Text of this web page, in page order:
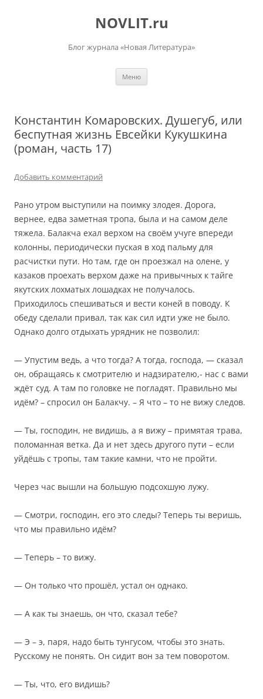
NOVLIT.ru
Блог журнала «Новая Литература»
Меню
Константин Комаровских. Душегуб, или
беспутная жизнь Евсейки Кукушкина
(роман, часть 17)
Добавить комментарий
Рано утром выступили на поимку злодея. Дорога,
вернее, едва заметная тропа, была и на самом деле
тяжела. Балакча ехал верхом на своём учуге впереди
колонны, периодически пуская в ход пальму для
расчистки пути. Но там, где он проезжал на олене, у
казаков проехать верхом даже на привычных к тайге
якутских лохматых лошадках не получалось.
Приходилось спешиваться и вести коней в поводу. К
обеду сделали привал, так как сил идти уже не было.
Однако долго отдыхать урядник не позволил:
— Упустим ведь, а что тогда? А тогда, господа, — сказал
он, обращаясь к смотрителю и надзирателю,- нас с вами
ждёт суд. А там по головке не погладят. Правильно мы
идём? – спросил он Балакчу. – Я что – то не вижу следов.
— Ты, господин, не видишь, а я вижу – примятая трава,
поломанная ветка. Да и нет здесь другого пути – если
уйдёшь с тропы, там такие камни, что не пройти.
Через час вышли на большую подсохшую лужу.
— Смотри, господин, его это следы? Теперь ты веришь,
что мы правильно идём?
— Теперь – то вижу.
— Он только что прошёл, устал он однако.
— А как ты знаешь, он что, сказал тебе?
— Э – э, паря, надо быть тунгусом, чтобы это знать.
Русскому не понять. Он сидит вон за тем поворотом.
— Ты, что, его видишь?